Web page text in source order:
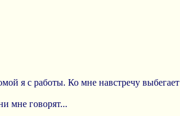
я с работы. Ко мне навстречу выбегает
мне говорят...